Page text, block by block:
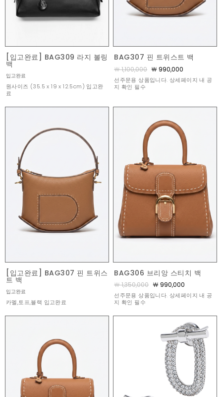
[입고완료] BAG309 라지 볼링
백
입고완료
원사이즈 (35.5 x 19 x 12.5cm) 입고완
료
BAG307 핀 트위스트 백
￦ 1,100,000 ￦ 990,000
선주문용 상품입니다. 상세페이지 내 공
지 확인 필수
[입고완료] BAG307 핀 트위스
트 백
입고완료
카멜,토프,블랙 입고완료
BAG306 브리앙 스티치 백
￦ 1,350,000 ￦ 990,000
선주문용 상품입니다. 상세페이지 내 공
지 확인 필수